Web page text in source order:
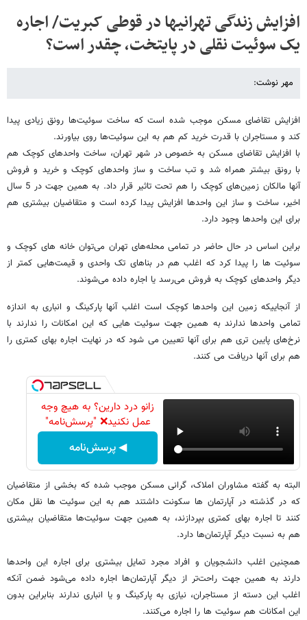
افزایش زندگی تهرانیها در قوطی کبریت/ اجاره
یک سوئیت نقلی در پایتخت، چقدر است؟
مهر نوشت:
افزایش تقاضای مسکن موجب شده است که ساخت سوئیت‌ها رونق زیادی پیدا
کند و مستاجران با قدرت خرید کم هم به این سوئیت‌ها روی بیاورند.
با افزایش تقاضای مسکن به خصوص در شهر تهران، ساخت واحدهای کوچک هم
با رونق بیشتر همراه شد و تب ساخت و ساز واحدهای کوچک و خرید و فروش
آنها مالکان زمین‌های کوچک را هم تحت تاثیر قرار داد. به همین جهت در 5 سال
اخیر، ساخت و ساز این واحدها افزایش پیدا کرده است و متقاضیان بیشتری هم
برای این واحدها وجود دارد.
براین اساس در حال حاضر در تمامی محله‌های تهران می‌توان خانه های کوچک و
سوئیت ها را پیدا کرد که اغلب هم در بناهای تک واحدی و قیمت‌هایی کمتر از
دیگر واحدهای کوچک به فروش می‌رسد یا اجاره داده می‌شوند.
از آنجاییکه زمین این واحدها کوچک است اغلب آنها پارکینگ و انباری به اندازه
تمامی واحدها ندارند به همین جهت سوئیت هایی که این امکانات را ندارند با
نرخ‌های پایین تری هم برای آنها تعیین می شود که در نهایت اجاره بهای کمتری را
هم برای آنها دریافت می کنند.
زانو درد دارین؟ به هیچ وجه
عمل نکنید❌ "پرسش‌نامه"
◀ پرسش‌نامه
البته به گفته مشاوران املاک، گرانی مسکن موجب شده که بخشی از متقاضیان
که در گذشته در آپارتمان ها سکونت داشتند هم به این سوئیت ها نقل مکان
کنند تا اجاره بهای کمتری بپردازند، به همین جهت سوئیت‌ها متقاضیان بیشتری
هم به نسبت دیگر آپارتمان‌ها دارد.
همچنین اغلب دانشجویان و افراد مجرد تمایل بیشتری برای اجاره این واحدها
دارند به همین جهت راحت‌تر از دیگر آپارتمان‌ها اجاره داده می‌شود ضمن آنکه
اغلب این دسته از مستاجران، نیازی به پارکینگ و یا انباری ندارند بنابراین بدون
این امکانات هم سوئیت ها را اجاره می‌کنند.